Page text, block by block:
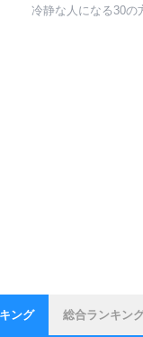
冷静な人になる30の
ング 総合ランキン